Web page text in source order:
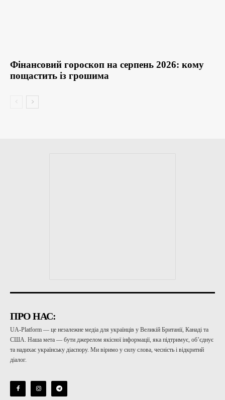
Фінансовий гороскоп на серпень 2026: кому
пощастить із грошима
ПРО НАС:
UA-Platform — це незалежне медіа для українців у Великій Британії, Канаді та
США. Наша мета — бути джерелом якісної інформації, яка підтримує, об’єднує
та надихає українську діаспору. Ми віримо у силу слова, чесність і відкритий
діалог.